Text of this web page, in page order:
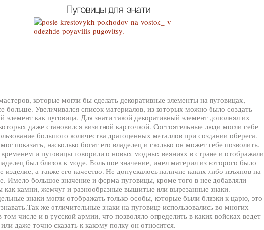
которые могли бы сделать декоративные элементы на пуговицах,
больше. Увеличивался список материалов, из которых можно было создать
элемент как пуговица. Для знати такой декоративный элемент дополнял их
даже становился визитной карточкой. Состоятельные люди могли себе
большого количества драгоценных металлов при создании оберега.
показать, насколько богат его владелец и сколько он может себе позволить.
и пуговицы говорили о новых модных веяниях в стране и отображали
был близок к моде. Большое значение, имел материл из которого было
изделие, а также его качество. Не допускалось наличие каких либо изъянов на
Имело большое значение и форма пуговицы, кроме того в нее добавляли
как камни, жемчуг и разнообразные вышитые или вырезанные знаки.
знаки могли отображать только особы, которые были близки к царю, это
же отличительные знаки на пуговице использовались во многих
числе и в русской армии, что позволяло определить в каких войсках ведет
даже точно сказать к какому полку он относится.